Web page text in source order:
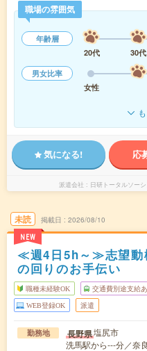
職場の雰囲気
年齢層
20代
30代
男女比率
女性
気になる! 応
派遣会社 日研トータルソー
未読
NEW
掲載日 2026/08/10
≪週4日5h～≫志望動
の回りのお手伝い
職種未経験OK 交通費別途支給
WEB登録OK 派遣
勤務地 長野県塩尻市
洗馬駅から---分／奈